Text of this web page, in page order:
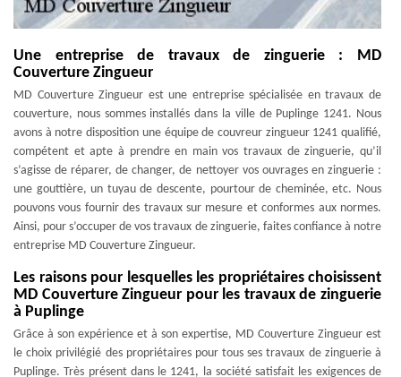
Une entreprise de travaux de zinguerie : MD
Couverture Zingueur
MD Couverture Zingueur est une entreprise spécialisée en travaux de
couverture, nous sommes installés dans la ville de Puplinge 1241. Nous
avons à notre disposition une équipe de couvreur zingueur 1241 qualifié,
compétent et apte à prendre en main vos travaux de zinguerie, qu’il
s’agisse de réparer, de changer, de nettoyer vos ouvrages en zinguerie :
une gouttière, un tuyau de descente, pourtour de cheminée, etc. Nous
pouvons vous fournir des travaux sur mesure et conformes aux normes.
Ainsi, pour s’occuper de vos travaux de zinguerie, faites confiance à notre
entreprise MD Couverture Zingueur.
Les raisons pour lesquelles les propriétaires choisissent
MD Couverture Zingueur pour les travaux de zinguerie
à Puplinge
Grâce à son expérience et à son expertise, MD Couverture Zingueur est
le choix privilégié des propriétaires pour tous ses travaux de zinguerie à
Puplinge. Très présent dans le 1241, la société satisfait les exigences de